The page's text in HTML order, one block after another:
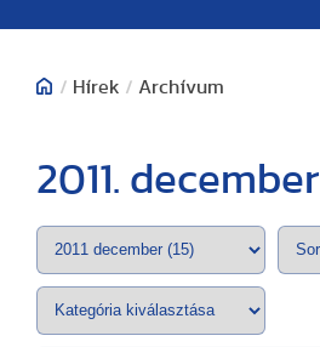
/ Hírek / Archívum
2011. december